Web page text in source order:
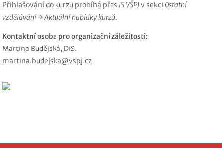
Přihlašování do kurzu probíhá přes IS VŠPJv sekci Ostatní
vzdělávání → Aktuální nabídky kurzů.
Kontaktní osoba pro organizační záležitosti:
Martina Budějská, DiS.
martina.budejska@vspj.cz